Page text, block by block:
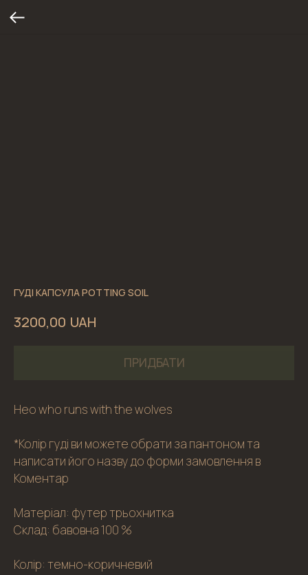
ГУДІ КАПСУЛА POTTING SOIL
3200,00 UAH
ПРИДБАТИ
Heo who runs with the wolves
*Колір гуді ви можете обрати за пантоном та
написати його назву до форми замовлення в
Коментар
Матеріал: футер трьохнитка
Склад: бавовна 100 %
Колір: темно-коричневий